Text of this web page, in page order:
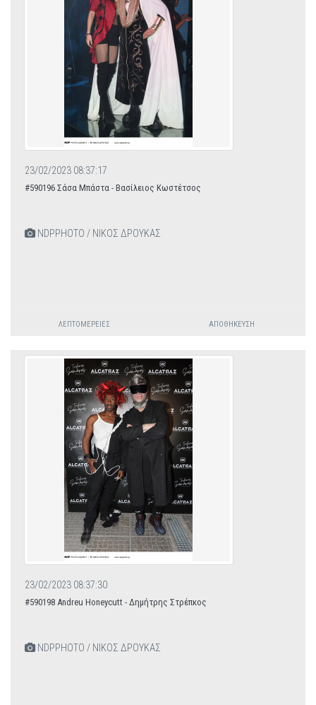
23/02/2023 08:37:17
#590196 Σάσα Μπάστα - Βασίλειος Κωστέτσος
NDPPHOTO / ΝΙΚΟΣ ΔΡΟΥΚΑΣ
ΛΕΠΤΟΜΈΡΕΙΕΣ ΑΠΟΘΉΚΕΥΣΗ
23/02/2023 08:37:30
#590198 Andreu Honeycutt - Δημήτρης Στρέπκος
NDPPHOTO / ΝΙΚΟΣ ΔΡΟΥΚΑΣ